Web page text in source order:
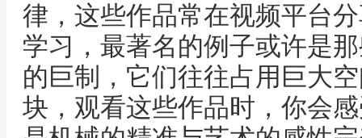
律，这些作品常在视频平台
学习，最著名的例子或许是
的巨制，它们往往占用巨大
块，观看这些作品时，你会